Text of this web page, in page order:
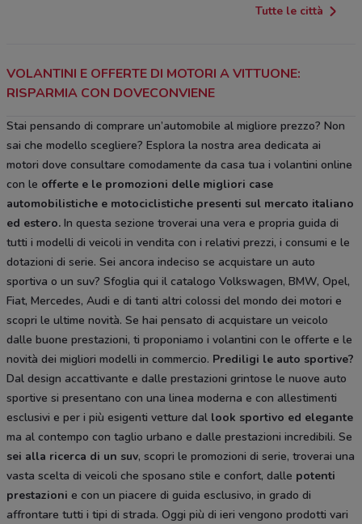
Tutte le città
VOLANTINI E OFFERTE DI MOTORI A VITTUONE:
RISPARMIA CON DOVECONVIENE
Stai pensando di comprare un’automobile al migliore prezzo? Non
sai che modello scegliere? Esplora la nostra area dedicata ai
motori dove consultare comodamente da casa tua i volantini online
con le offerte e le promozioni delle migliori case
automobilistiche e motociclistiche presenti sul mercato italiano
ed estero. In questa sezione troverai una vera e propria guida di
tutti i modelli di veicoli in vendita con i relativi prezzi, i consumi e le
dotazioni di serie. Sei ancora indeciso se acquistare un auto
sportiva o un suv? Sfoglia qui il catalogo Volkswagen, BMW, Opel,
Fiat, Mercedes, Audi e di tanti altri colossi del mondo dei motori e
scopri le ultime novità. Se hai pensato di acquistare un veicolo
dalle buone prestazioni, ti proponiamo i volantini con le offerte e le
novità dei migliori modelli in commercio. Prediligi le auto sportive?
Dal design accattivante e dalle prestazioni grintose le nuove auto
sportive si presentano con una linea moderna e con allestimenti
esclusivi e per i più esigenti vetture dal look sportivo ed elegante
ma al contempo con taglio urbano e dalle prestazioni incredibili. Se
sei alla ricerca di un suv, scopri le promozioni di serie, troverai una
vasta scelta di veicoli che sposano stile e confort, dalle potenti
prestazioni e con un piacere di guida esclusivo, in grado di
affrontare tutti i tipi di strada. Oggi più di ieri vengono prodotti vari